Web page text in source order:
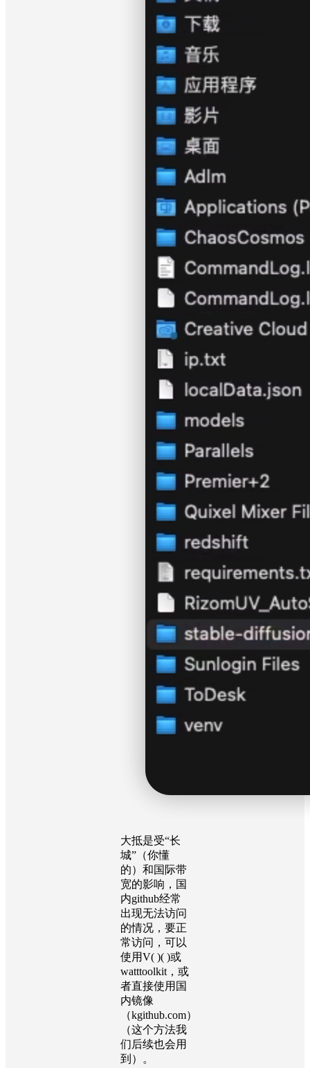
大抵是受“长
城”（你懂
的）和国际带
宽的影响，国
内github经常
出现无法访问
的情况，要正
常访问，可以
使用V( )( )或
watttoolkit，或
者直接使用国
内镜像
（kgithub.com）
（这个方法我
们后续也会用
到）。